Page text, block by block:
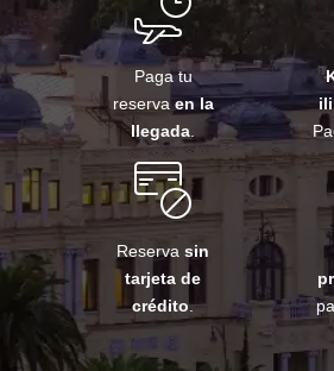
Paga tu
reserva en la
llegada
Reserva sin
tarjeta de
crédito.